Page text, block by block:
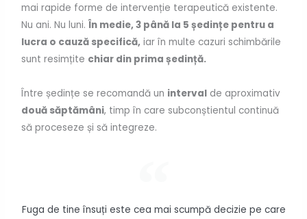
mai rapide forme de intervenție terapeutică existente.
Nu ani. Nu luni.În medie, 3 până la 5 ședințe pentru a
lucra o cauză specifică, iar în multe cazuri schimbările
sunt resimțite chiar din prima ședință.
Între ședințe se recomandă un interval de aproximativ
două săptămâni, timp în care subconștientul continuă
să proceseze și să integreze.
Fuga de tine însuți este cea mai scumpă decizie pe care